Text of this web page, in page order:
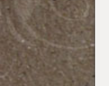
4.5 4.5
Punkte: 4.5
Punkte: 4.5
4
Punkte: 4
Punkte: 4
Millau Punkte: 4